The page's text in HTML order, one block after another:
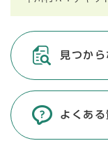
見つか
よくある